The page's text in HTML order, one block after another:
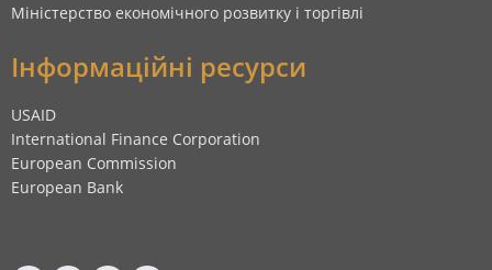
Міністерство економічного розвитку і торгівлі
Інформаційні ресурси
USAID
International Finance Corporation
European Commission
European Bank